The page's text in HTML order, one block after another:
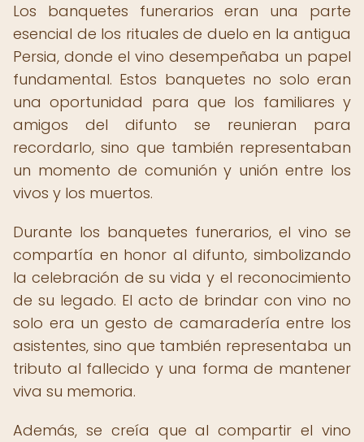
Los banquetes funerarios eran una parte
esencial de los rituales de duelo en la antigua
Persia, donde el vino desempeñaba un papel
fundamental. Estos banquetes no solo eran
una oportunidad para que los familiares y
amigos del difunto se reunieran para
recordarlo, sino que también representaban
un momento de comunión y unión entre los
vivos y los muertos.
Durante los banquetes funerarios, el vino se
compartía en honor al difunto, simbolizando
la celebración de su vida y el reconocimiento
de su legado. El acto de brindar con vino no
solo era un gesto de camaradería entre los
asistentes, sino que también representaba un
tributo al fallecido y una forma de mantener
viva su memoria.
Además, se creía que al compartir el vino